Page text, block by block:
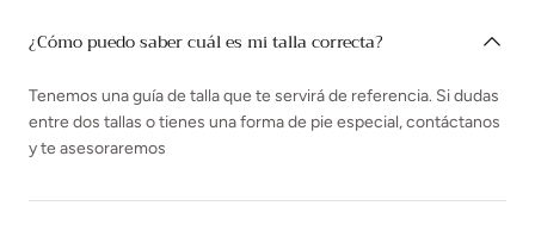
¿Cómo puedo saber cuál es mi talla correcta?
Tenemos una guía de talla que te servirá de referencia. Si dudas
entre dos tallas o tienes una forma de pie especial, contáctanos
y te asesoraremos